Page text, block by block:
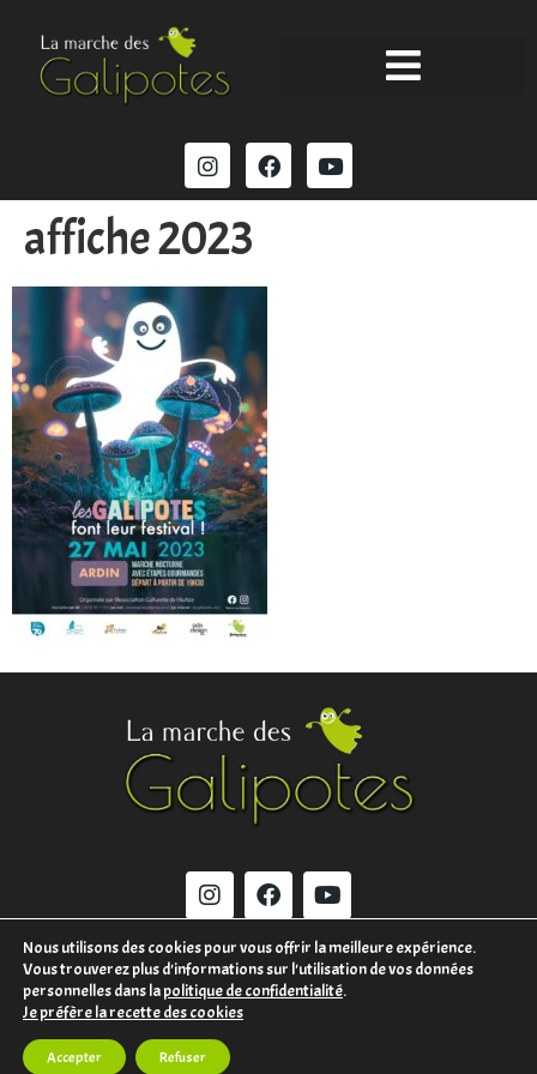
affiche 2023
MENTIONS LÉGALES
Nous utilisons des cookies pour vous offrir la meilleure expérience.
Vous trouverez plus d'informations sur l'utilisation de vos données
personnelles dans lapolitique de confidentialité.
Je préfère la recette des cookies
Accepter Refuser